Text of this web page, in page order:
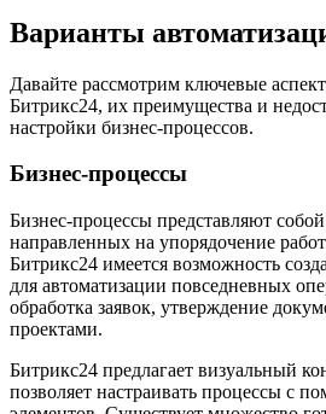
Варианты
Давайте рассмотрим ключевые
Битрикс24, их преимущества и
настройки бизнес-процессов.
Бизнес-процессы
Бизнес-процессы представляют
направленных на упорядочение
Битрикс24 имеется возможность
для автоматизации повседневных
обработка заявок, утверждение
проектами.
Битрикс24 предлагает визуальный
позволяет настраивать процессы с